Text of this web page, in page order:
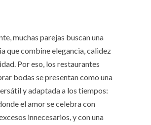
muchas parejas buscan una
que combine elegancia, calidez
Por eso, los restaurantes
bodas se presentan como una
y adaptada a los tiempos:
el amor se celebra con
innecesarios, y con una